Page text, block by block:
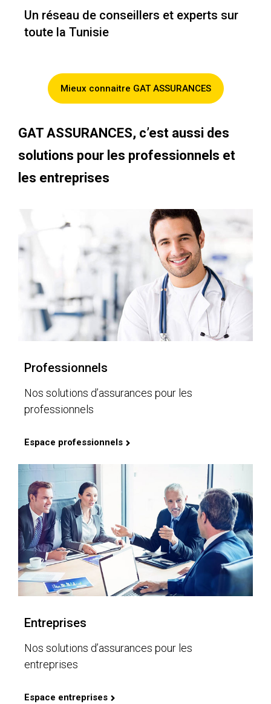
Un réseau de conseillers et experts sur
toute la Tunisie
Mieux connaitre GAT ASSURANCES
GAT ASSURANCES, c’est aussi des
solutions pour les professionnels et
les entreprises
Professionnels
Nos solutions d’assurances pour les
professionnels
Espace professionnels
Entreprises
Nos solutions d’assurances pour les
entreprises
Espace entreprises